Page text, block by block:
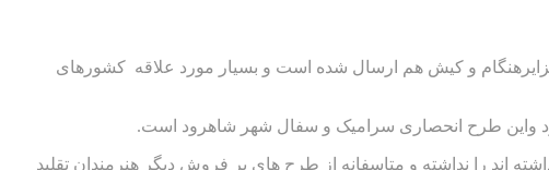
و کیش هم ارسال شده است و بسیار مورد علاقه کشورهای
واین طرح انحصاری سرامیک و سفال شهر شاهرود است.
اند را نداشته و متاسفانه از طرح های پر فروش دیگر هنرمندان تقلید